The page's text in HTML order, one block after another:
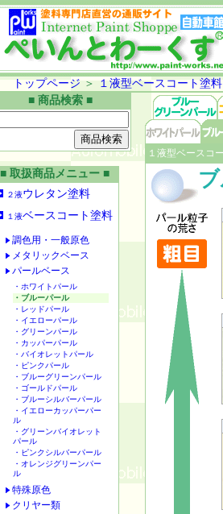
トップページ ＞ １液型ベースコート塗料
■ 商品検索 ■
■ 取扱商品メニュー ■
２液ウレタン塗料
１液ベースコート塗料
調色用・一般原色
メタリックベース
パールベース
・ホワイトパール
・ブルーパール
・レッドパール
・イエローパール
・グリーンパール
・カッパーパール
・バイオレットパール
・ピンクパール
・ブルーグリーンパール
・ゴールドパール
・ブルーシルバーパール
・イエローカッパーパー
ル
・グリーンバイオレット
パール
・ピンクシルバーパール
・オレンジグリーンパー
ル
特殊原色
クリヤー類
１液型ベースコ